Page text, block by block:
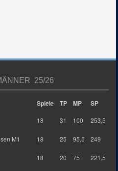
25/26
Spiele TP MP SP
18 31 100 253,5
M1 18 25 95,5 249
18 20 75 221,5